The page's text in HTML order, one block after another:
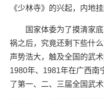
《少林寺》的兴起，内地
国家体委为了摸清家底
祸之后，究竟还剩下些什
声势浩大，触及全国的武
1980年、1981年在广西南
了第一、二、三届全国武术